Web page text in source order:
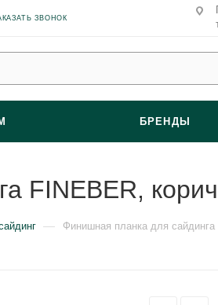
ЗВОНОК
БРЕНДЫ
FINEBER,
— Финишная планка для